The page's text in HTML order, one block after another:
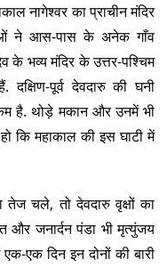
नागेश्वर का प्राचीन मंदिर
ने आस-पास के अनेक गाँव
के भव्य मंदिर के उत्तर-पश्चिम
पूर्व देवदारु की घनी
है. थोड़े मकान और उनमें भी
कि महाकाल की इस घाटी में
तेज चले, तो देवदारु वृक्षों का
और जनार्दन पंडा भी मृत्युंजय
एक दिन इन दोनों की बारी